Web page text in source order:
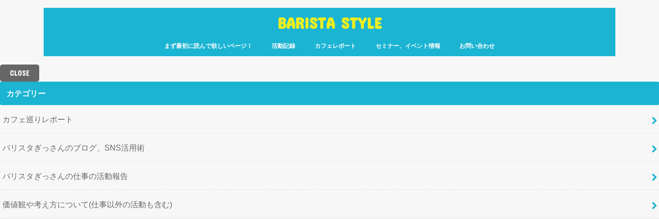
BARISTA STYLE
まず最初に読んで欲しいページ！ 活動記録 カフェレポート セミナー、イベント情報 お問い合わせ
CLOSE
カテゴリー
カフェ巡りレポート
バリスタぎっさんのブログ、SNS活用術
バリスタぎっさんの仕事の活動報告
価値観や考え方について(仕事以外の活動も含む)